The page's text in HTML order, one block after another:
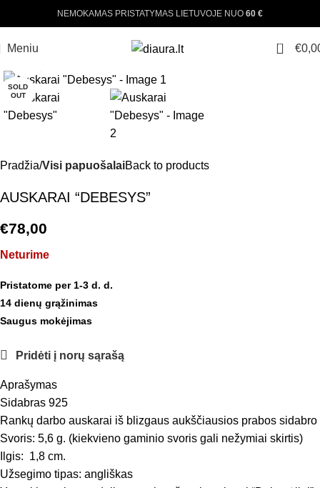
NEMOKAMAS PRISTATYMAS LIETUVOJE NUO 60 €
Meniu 0 €
SOLD
OUT
Pradžia Visi papuošalaiBack to products
AUSKARAI “DEBESYS”
€78,00
Neturime
Pristatome per 1-3 d. d.
14 dienų grąžinimas
Saugus mokėjimas
Pridėti į norų sąrašą
Aprašymas
Sidabras 925
Rankų darbo auskarai iš blizgaus aukščiausios prabos sidabro
Svoris: 5,6 g. (kiekvieno gaminio svoris gali nežymiai skirtis)
Ilgis: 1,8 cm.
Užsegimo tipas: angliškas